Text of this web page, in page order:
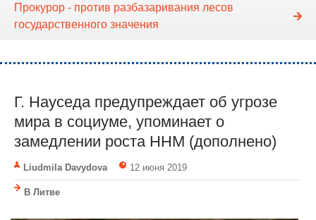
Прокурор - против разбазаривания лесов
государственного значения
Г. Науседа предупреждает об угрозе
мира в социуме, упоминает о
замедлении роста ННМ (дополнено)
Liudmila Davydova 12 июня 2019
В Литве